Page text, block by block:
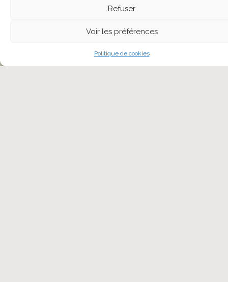
Refuser
Voir les préférences
Politique de cookies